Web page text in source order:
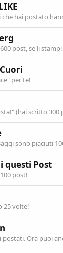
hai postato
post, se li
per te!
(hai scritto 300
sono piaciuti
questi Post
post!
25 volte!
postati. Ora puoi